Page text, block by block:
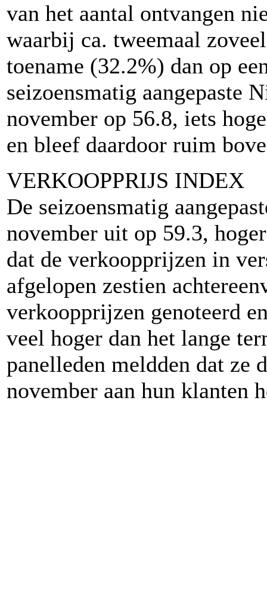
van het aantal ontvangen
waarbij ca. tweemaal
toename (32.2%) dan op
seizoensmatig aangepaste
november op 56.8, iets
en bleef daardoor ruim
VERKOOPPRIJS INDEX
De seizoensmatig
november uit op 59.3,
dat de verkoopprijzen in
afgelopen zestien
verkoopprijzen genoteerd
veel hoger dan het lange
panelleden meldden dat ze
november aan hun klanten